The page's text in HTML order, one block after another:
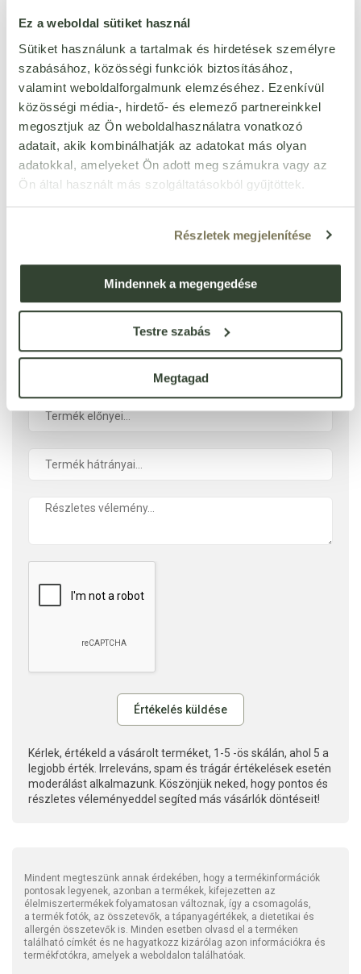
Ez a weboldal sütiket használ
Sütiket használunk a tartalmak és hirdetések személyre
szabásához, közösségi funkciók biztosításához,
valamint weboldalforgalmunk elemzéséhez. Ezenkívül
közösségi média-, hirdető- és elemező partnereinkkel
megosztjuk az Ön weboldalhasználatra vonatkozó
adatait, akik kombinálhatják az adatokat más olyan
adatokkal, amelyeket Ön adott meg számukra vagy az
Ön által használt más szolgáltatásokból gyűjtöttek.
Részletek megjelenítése
Mindennek a megengedése
Testre szabás
Megtagad
puhatestűektől mentes
rákféléktől mentes Igen
szezámmagtól mentes
méztől mentes
ÉRTÉKELÉST ÍROK
Kérlek, értékeld a vásárolt terméket, 1-5 -ös skálán, ahol 5 a
legjobb érték. Irreleváns, spam és trágár értékelések esetén
moderálást alkalmazunk. Köszönjük neked, hogy pontos és
részletes véleményeddel segíted más vásárlók döntéseit!
Mindent megteszünk annak érdekében, hogy a termékinformációk
pontosak legyenek, azonban a termékek, kifejezetten az
élelmiszertermékek folyamatosan változnak, így a csomagolás,
a termék fotók, az összetevők, a tápanyagértékek, a dietetikai és
allergén összetevők is. Minden esetben olvasd el a terméken
található címkét és ne hagyatkozz kizárólag azon információkra és
termékfotókra, amelyek a weboldalon találhatóak.